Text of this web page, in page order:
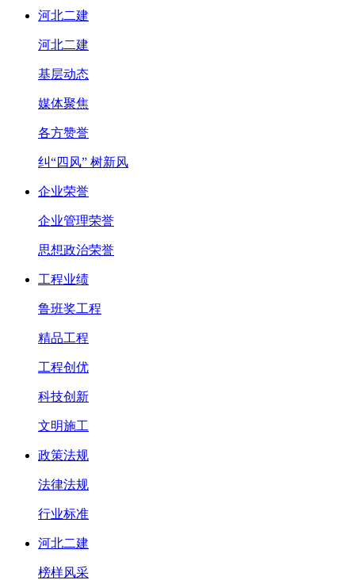
河北二建
河北二建
基层动态
媒体聚焦
各方赞誉
纠“四风” 树新风
企业荣誉
企业管理荣誉
思想政治荣誉
工程业绩
鲁班奖工程
精品工程
工程创优
科技创新
文明施工
政策法规
法律法规
行业标准
河北二建
榜样风采